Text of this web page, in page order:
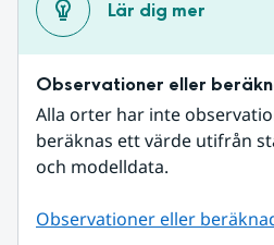
Lär dig mer
Observationer eller
Alla orter har inte
beräknas ett värde utifrån
och modelldata.
Observationer eller